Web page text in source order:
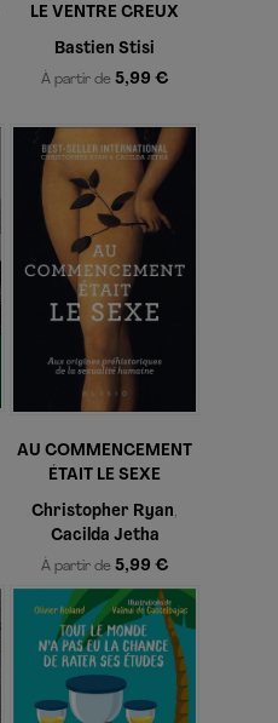
LE VENTRE CREUX
Bastien Stisi
À partir de 5,99 €
AU COMMENCEMENT
ÉTAIT LE SEXE
Christopher Ryan,
Cacilda Jetha
À partir de 5,99 €